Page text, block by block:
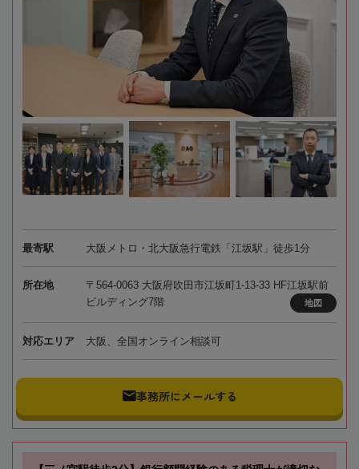
最寄駅 大阪メトロ・北大阪急行電鉄「江坂駅」徒歩1分
所在地
〒564-0063 大阪府吹田市江坂町1-13-33 HF江坂駅前
ビルディング7階
地図
対応エリア 大阪、全国オンライン相談可
事務所にメールする